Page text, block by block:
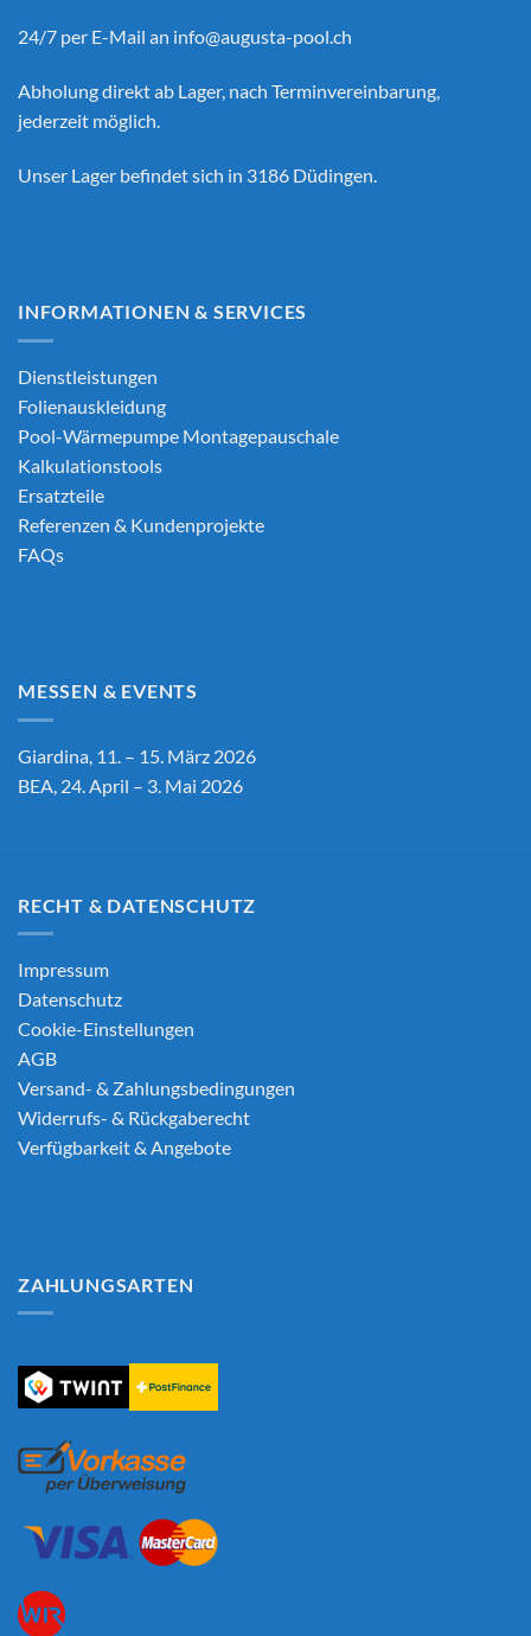
24/7 per E-Mail an info@augusta-pool.ch
Abholung direkt ab Lager, nach Terminvereinbarung,
jederzeit möglich.
Unser Lager befindet sich in 3186 Düdingen.
INFORMATIONEN & SERVICES
Dienstleistungen
Folienauskleidung
Pool-Wärmepumpe Montagepauschale
Kalkulationstools
Ersatzteile
Referenzen & Kundenprojekte
FAQs
MESSEN & EVENTS
Giardina, 11. – 15. März 2026
BEA, 24. April – 3. Mai 2026
RECHT & DATENSCHUTZ
Impressum
Datenschutz
Cookie-Einstellungen
AGB
Versand- & Zahlungsbedingungen
Widerrufs- & Rückgaberecht
Verfügbarkeit & Angebote
ZAHLUNGSARTEN